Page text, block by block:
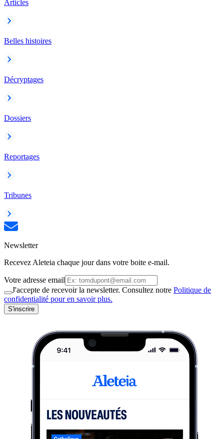
Articles
Belles histoires
Décryptages
Dossiers
Reportages
Tribunes
Newsletter
Recevez Aleteia chaque jour dans votre boite e-mail.
Votre adresse email
J'accepte de recevoir la newsletter. Consultez notre Politique de
confidentialité pour en savoir plus.
S'inscrire